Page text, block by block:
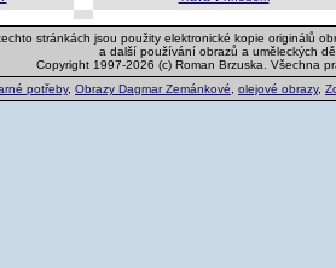
stránkách jsou použity elektronické kopie originálů
a další používání obrazů a uměleckých
Copyright 1997-2026 (c) Roman Brzuska. Všechna
potřeby, Obrazy Dagmar Zemánkové olejové obrazy,